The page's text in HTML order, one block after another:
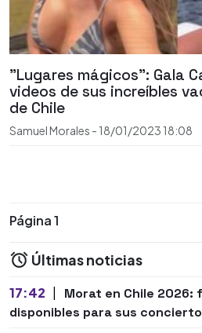
"Lugares mágicos": Gala
videos de sus increíbles
de Chile
Samuel Morales - 18/01/2023 18:08
Página 1
Últimas noticias
17:42
Morat en Chile 2026:
disponibles para sus